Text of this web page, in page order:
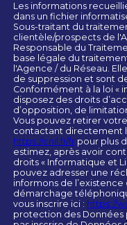
Les informations
dans un fichier
Sous-traitant du
clientèle/prospects de
Responsable du
base légale du
l'Agence / du Réseau.
de suppression et sont
Conformément à la loi «
disposez des droits
d’opposition, de
Vous pouvez retirer
contactant directement
https://cnil.fr/fr pour plus
estimez, après avoir
droits « Informatique et
pouvez adresser une
informons de
démarchage
vous inscrire ici : https://
protection des Données